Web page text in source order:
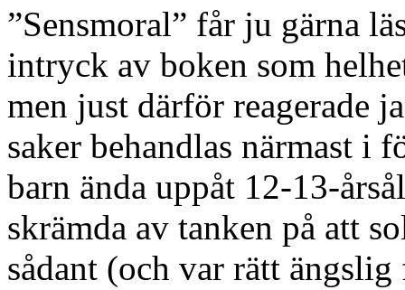
”Sensmoral” får ju gärna
intryck av boken som
men just därför reagerade
saker behandlas närmast i
barn ända uppåt 12-13-
skrämda av tanken på att
sådant (och var rätt